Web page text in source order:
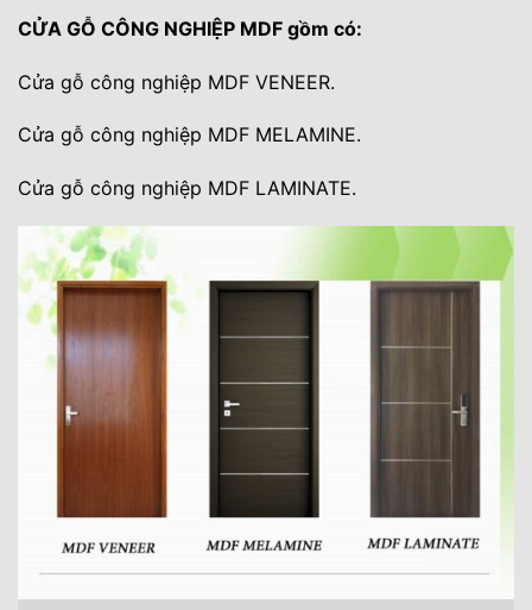
lựa chọn cho cửa phòng và nhà vệ sinh.
CỬA GỖ CÔNG NGHIỆP MDF gồm có:
Cửa gỗ công nghiệp MDF VENEER.
Cửa gỗ công nghiệp MDF MELAMINE.
Cửa gỗ công nghiệp MDF LAMINATE.